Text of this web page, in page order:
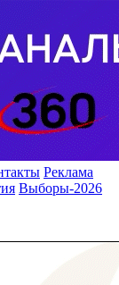
Реклама
Выборы-2026